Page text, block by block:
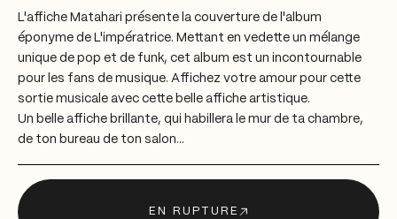
L'affiche Matahari présente la couverture de l'album
éponyme de L'impératrice. Mettant en vedette un mélange
unique de pop et de funk, cet album est un incontournable
pour les fans de musique. Affichez votre amour pour cette
sortie musicale avec cette belle affiche artistique.
Un belle affiche brillante, qui habillera le mur de ta chambre,
de ton bureau de ton salon...
EN RUPTURE